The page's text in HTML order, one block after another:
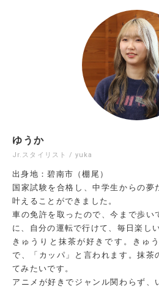
ゆうか
Jr.スタイリスト / yuka
出身地：碧南市（棚尾）
国家試験を合格し、中学生からの夢
叶えることができました。
車の免許を取ったので、今まで歩い
に、自分の運転で行けて、毎日楽しい
きゅうりと抹茶が好きです。きゅ
で、「カッパ」と言われます。抹茶
てみたいです。
アニメが好きでジャンル関わらず、